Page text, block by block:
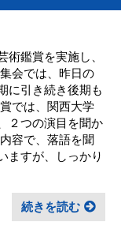
鑑賞を実施し、
会では、昨日の
に引き続き後期も
では、関西大学
２つの演目を聞か
容で、落語を聞
ますが、しっかり
続きを読む